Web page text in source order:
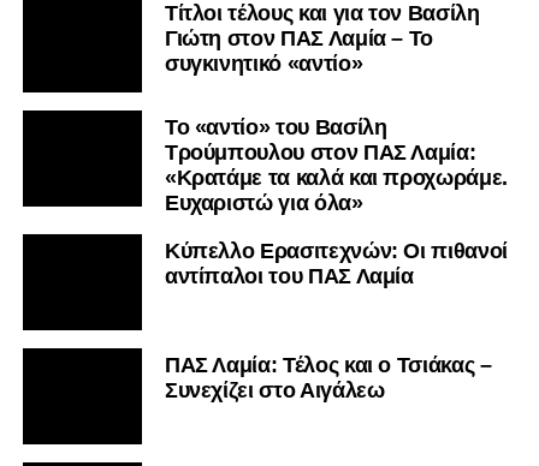
Τίτλοι τέλους και για τον Βασίλη
Γιώτη στον ΠΑΣ Λαμία – Το
συγκινητικό «αντίο»
Το «αντίο» του Βασίλη
Τρούμπουλου στον ΠΑΣ Λαμία:
«Κρατάμε τα καλά και προχωράμε.
Ευχαριστώ για όλα»
Κύπελλο Ερασιτεχνών: Οι πιθανοί
αντίπαλοι του ΠΑΣ Λαμία
ΠΑΣ Λαμία: Τέλος και ο Τσιάκας –
Συνεχίζει στο Αιγάλεω